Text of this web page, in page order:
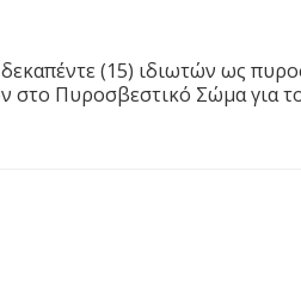
(15) ιδιωτών ως
στο Πυροσβεστικό Σώμα για